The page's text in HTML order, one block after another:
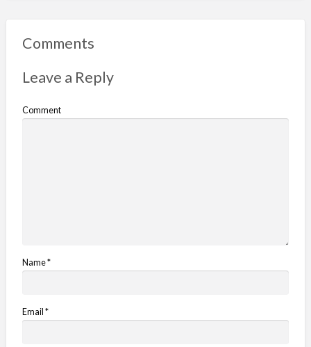
t
r
b
Comments
Leave a Reply
Comment
Name*
Email *